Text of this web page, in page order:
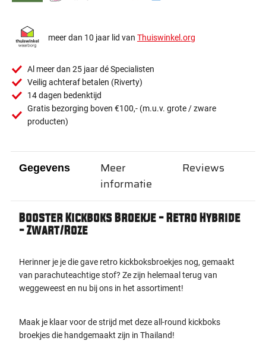
meer dan 10 jaar lid van Thuiswinkel.org
Al meer dan 25 jaar dé Specialisten
Veilig achteraf betalen (Riverty)
14 dagen bedenktijd
Gratis bezorging boven €100,- (m.u.v. grote / zware
producten)
Gegevens
Booster Kickboks Broekje - Retro Hybride
- Zwart/Roze
Herinner je je die gave retro kickboksbroekjes nog, gemaakt
van parachuteachtige stof? Ze zijn helemaal terug van
weggeweest en nu bij ons in het assortiment!
Maak je klaar voor de strijd met deze all-round kickboks
broekjes die handgemaakt zijn in Thailand!
Meer
informatie
Reviews